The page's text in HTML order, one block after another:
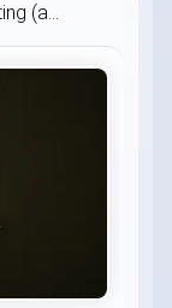
(a...